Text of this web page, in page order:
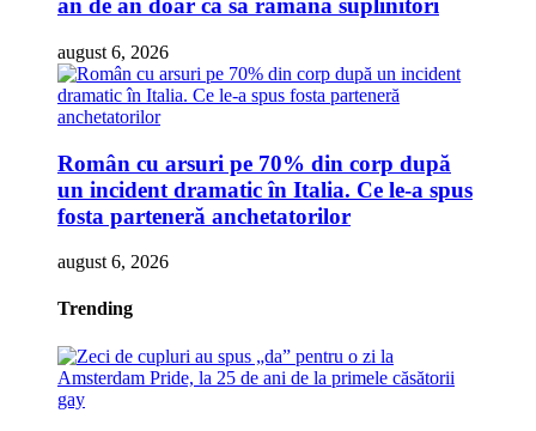
an de an doar ca să rămână suplinitori
august 6, 2026
Român cu arsuri pe 70% din corp după
un incident dramatic în Italia. Ce le-a spus
fosta parteneră anchetatorilor
august 6, 2026
Trending